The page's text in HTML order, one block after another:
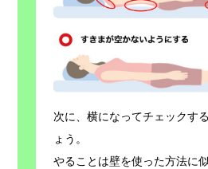
次に、横になってチェックす
ょう。
やることは壁を使った方法に